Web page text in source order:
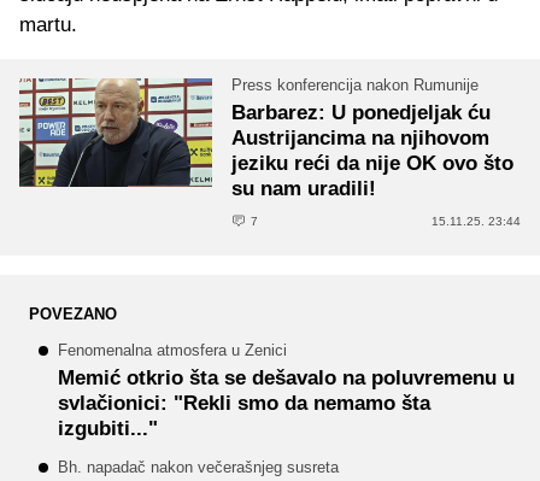
martu.
Press konferencija nakon Rumunije
Barbarez: U ponedjeljak ću
Austrijancima na njihovom
jeziku reći da nije OK ovo što
su nam uradili!
7 15.11.25. 23:44
POVEZANO
Fenomenalna atmosfera u Zenici
Memić otkrio šta se dešavalo na poluvremenu u
svlačionici: "Rekli smo da nemamo šta
izgubiti..."
Bh. napadač nakon večerašnjeg susreta